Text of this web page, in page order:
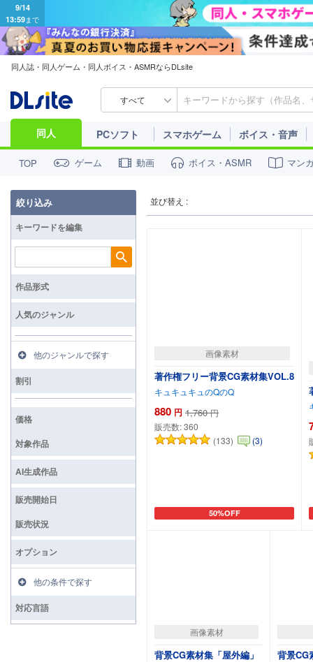
9/14
13:59まで
同人誌・同人ゲーム・同人ボイス・ASMRならDLsite
すべて
同人 PCソフト スマホゲーム ボイス・音声
TOP ゲーム 動画 ボイス・ASMR マン
並び替え :
画像素材
著作権フリー背景CG素材集VOL.8
キュキュキュのQのQ
880 円 1,760 円
販売数:360
(133)
(3)
50%OFF
カートに追加
画像素材
背景CG素材集「屋外編」 背景CG
絞り込み
キーワードを編集
検索
作品形式
人気のジャンル
他のジャンルで探す
割引
価格
対象作品
AI生成作品
販売開始日
販売状況
オプション
他の条件で探す
対応言語